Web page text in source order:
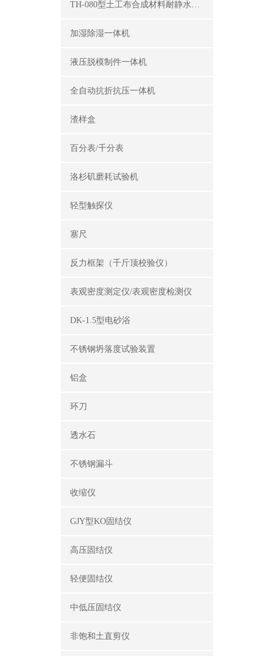
TH-080型土工布合成材料耐静水压测定仪
加湿除湿一体机
液压脱模制件一体机
全自动抗折抗压一体机
渣样盒
百分表/千分表
洛杉矶磨耗试验机
轻型触探仪
塞尺
反力框架（千斤顶校验仪）
表观密度测定仪/表观密度检测仪
DK-1.5型电砂浴
不锈钢坍落度试验装置
铝盒
环刀
透水石
不锈钢漏斗
收缩仪
GJY型KO固结仪
高压固结仪
轻便固结仪
中低压固结仪
非饱和土直剪仪